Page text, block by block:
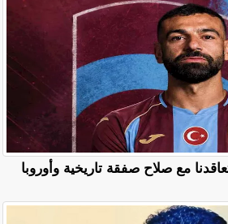
مع صلاح صفقة تاريخية وأوروبا